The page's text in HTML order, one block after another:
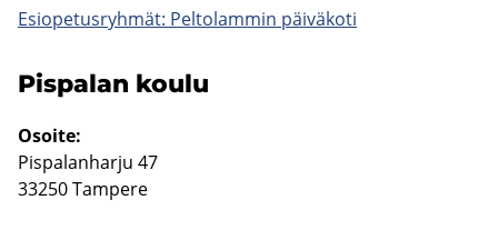
Esio­pe­tus­ryh­mät: Pel­to­lam­min päi­vä­ko­ti
Pis­pa­lan koulu
Osoi­te:
Pis­pa­lan­har­ju 47
33250 Tam­pe­re